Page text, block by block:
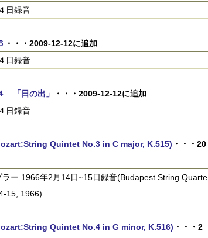
日録音
・・・2009-12-12に追加
日録音
「日の出」
・・・2009-12-12に追加
日録音
Quintet No.3 in C major, K.515) ・・・20
ー 1966年2月14日~15日録音(Budapest String Quarte
15, 1966)
Quintet No.4 in G minor, K.516) ・・・2